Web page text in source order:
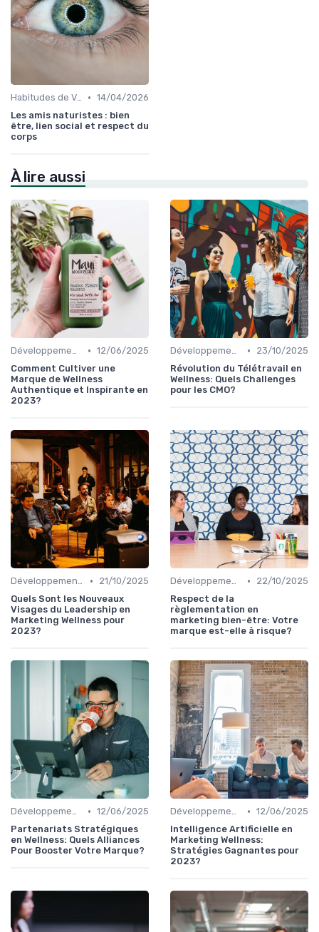
Habitudes de Vie Saines • 14/04/2026
Les amis naturistes : bien
être, lien social et respect du
corps
À lire aussi
Développement Durable et Bien-être • 12/06/2025
Comment Cultiver une
Marque de Wellness
Authentique et Inspirante en
2023?
Développement Durable et Bien-être •
23/10/2025
Révolution du Télétravail en
Wellness: Quels Challenges
pour les CMO?
Développement Personnel •
21/10/2025
Quels Sont les Nouveaux
Visages du Leadership en
Marketing Wellness pour
2023?
Développement Durable et Bien-être •
22/10/2025
Respect de la
règlementation en
marketing bien-être: Votre
marque est-elle à risque?
Développement Durable et Bien-être • 12/06/2025
Partenariats Stratégiques
en Wellness: Quels Alliances
Pour Booster Votre Marque?
Développement Durable et Bien-être • 12/06/2025
Intelligence Artificielle en
Marketing Wellness:
Stratégies Gagnantes pour
2023?